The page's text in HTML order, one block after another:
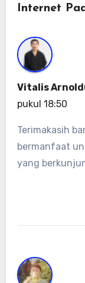
Internet
Vitalis
pukul 18:50
Terimakasih
bermanfaat
yang